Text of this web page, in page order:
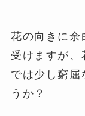
花の向きに余
受けますが、
では少し窮屈
うか？